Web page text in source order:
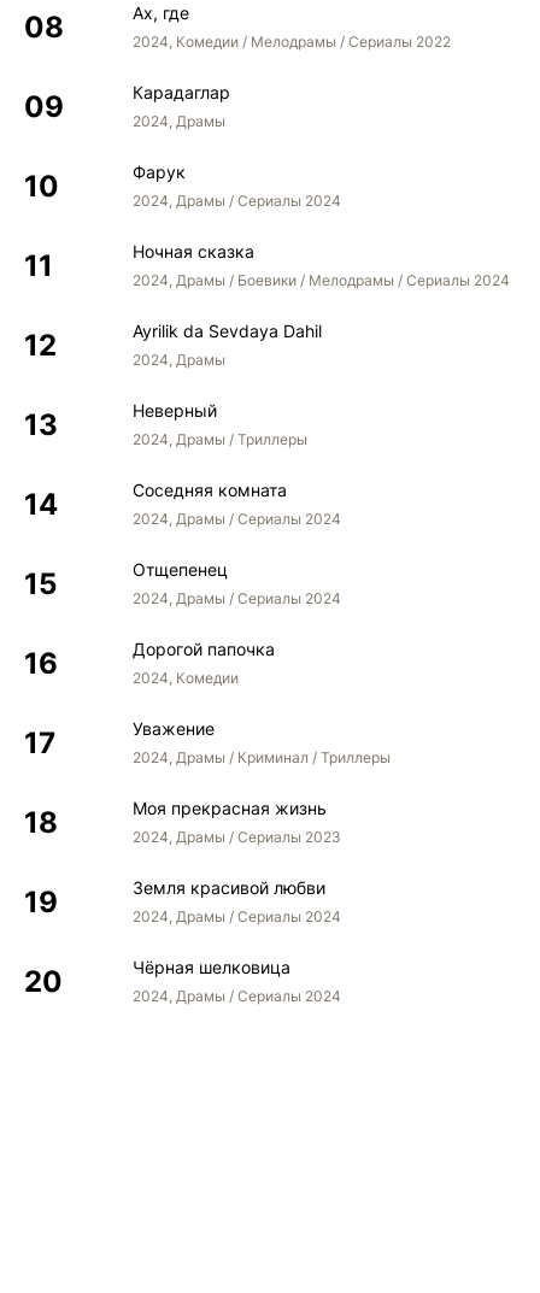
Ах, где
2024, Комедии / Мелодрамы / Сериалы 2022
Карадаглар
2024, Драмы
Фарук
2024, Драмы / Сериалы 2024
Ночная сказка
2024, Драмы / Боевики / Мелодрамы / Сериалы 2024
Ayrilik da Sevdaya Dahil
2024, Драмы
Неверный
2024, Драмы / Триллеры
Соседняя комната
2024, Драмы / Сериалы 2024
Отщепенец
2024, Драмы / Сериалы 2024
Дорогой папочка
2024, Комедии
Уважение
2024, Драмы / Криминал / Триллеры
Моя прекрасная жизнь
2024, Драмы / Сериалы 2023
Земля красивой любви
2024, Драмы / Сериалы 2024
Чёрная шелковица
2024, Драмы / Сериалы 2024